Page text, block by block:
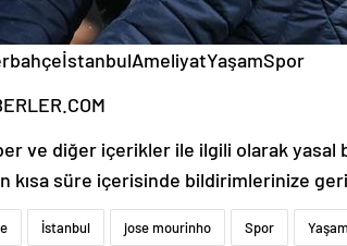
ve diğer içerikler ile ilgili olarak
kısa süre içerisinde bildirimlerinize geri
İstanbul jose mourinho Spor Yaşam